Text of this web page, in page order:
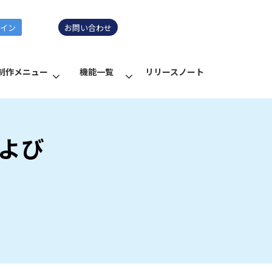
ン お問い合わせ
作メニュー 機能一覧 リリースノート
び